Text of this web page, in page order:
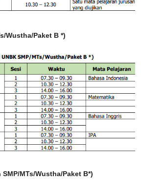
Wustha/Paket B *)
MTs/Wustha/Paket B*)